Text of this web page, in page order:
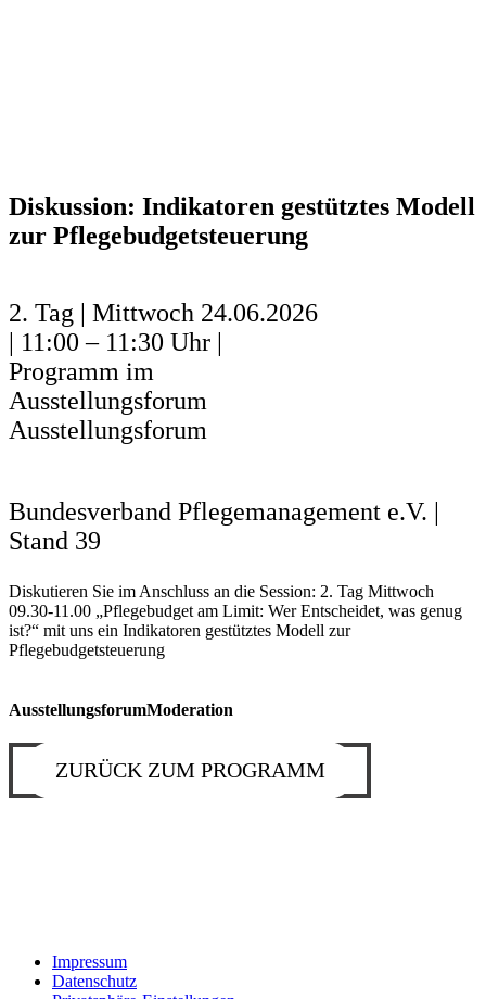
Diskussion: Indikatoren gestütztes Modell
zur Pflegebudgetsteuerung
2. Tag | Mittwoch 24.06.2026
| 11:00 – 11:30 Uhr |
Programm im
Ausstellungsforum
Ausstellungsforum
Bundesverband Pflegemanagement e.V. |
Stand 39
Diskutieren Sie im Anschluss an die Session: 2. Tag Mittwoch
09.30-11.00 „Pflegebudget am Limit: Wer Entscheidet, was genug
ist?“ mit uns ein Indikatoren gestütztes Modell zur
Pflegebudgetsteuerung
AusstellungsforumModeration
ZURÜCK ZUM PROGRAMM
Impressum
Datenschutz